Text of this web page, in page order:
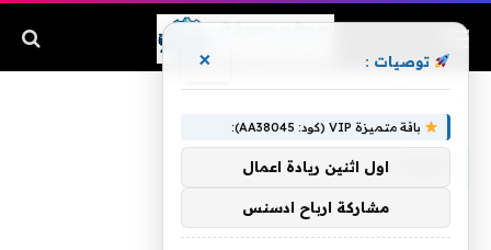
توصيات : ×
باقة متميزة VIP (كود: AA38045):
اول اثنين ريادة اعمال
مشاركة ارباح ادسنس